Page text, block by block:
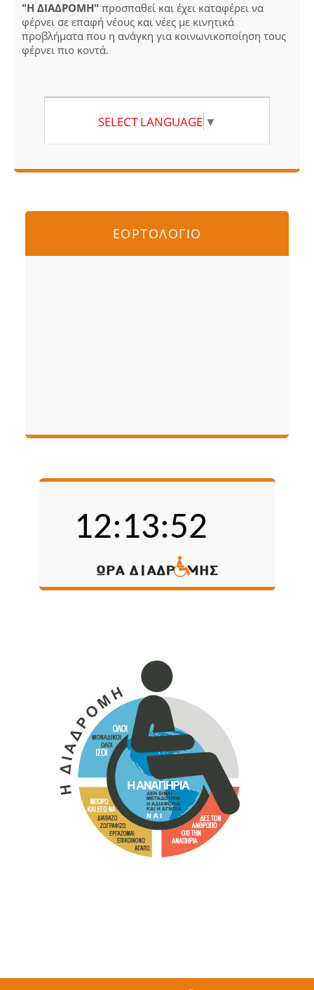
"Η ΔΙΑΔΡΟΜΗ" προσπαθεί και έχει καταφέρει να
φέρνει σε επαφή νέους και νέες με κινητικά
προβλήματα που η ανάγκη για κοινωνικοποίηση τους
φέρνει πιο κοντά.
SELECT LANGUAGE ▼
ΕΟΡΤΟΛΟΓΙΟ